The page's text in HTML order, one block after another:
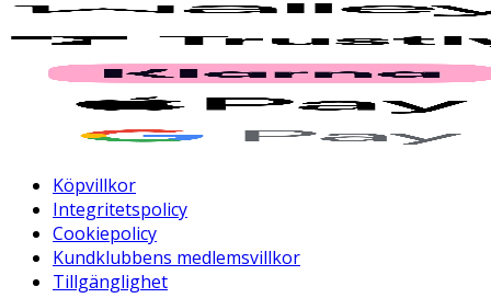
Köpvillkor
Integritetspolicy
Cookiepolicy
Kundklubbens medlemsvillkor
Tillgänglighet